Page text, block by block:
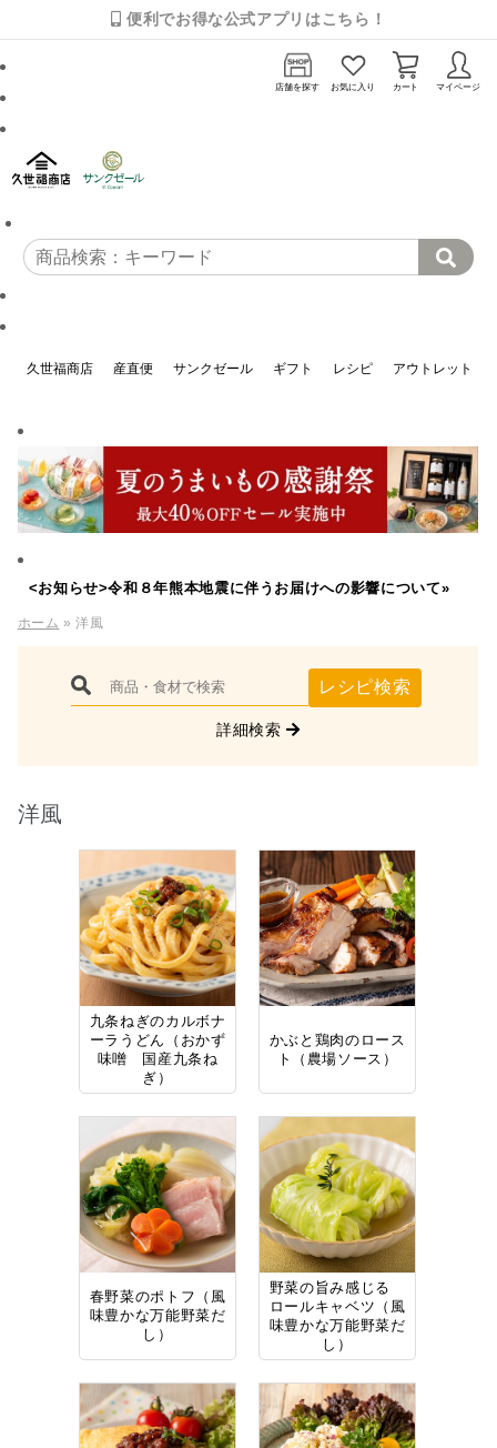
便利でお得な公式アプリはこちら！
店舗を探す お気に入り カート マイページ
久世福商店 産直便 サンクゼール ギフト レシピ アウトレット
<お知らせ>令和８年熊本地震に伴うお届けへの影響について»
ホーム » 洋風
レシピ検索
詳細検索
洋風
九条ねぎのカルボナ
ーラうどん（おかず
味噌 国産九条ね
ぎ）
かぶと鶏肉のロース
ト（農場ソース）
春野菜のポトフ（風
味豊かな万能野菜だ
し）
野菜の旨み感じる
ロールキャベツ（風
味豊かな万能野菜だ
し）